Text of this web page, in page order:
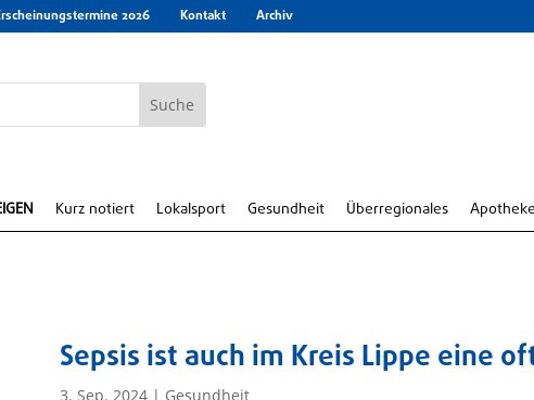
2026 Kontakt Archiv
Kurz notiert Lokalsport Gesundheit Überregionales
Sepsis ist auch im Kreis Lippe eine
3. Sep. 2024| Gesundheit